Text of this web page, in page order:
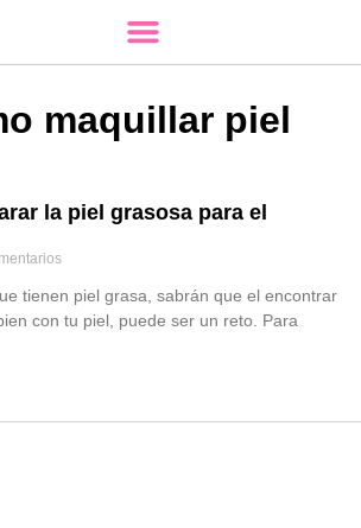
maquillar piel
la piel grasosa para el
tienen piel grasa, sabrán que el encontrar
con tu piel, puede ser un reto. Para